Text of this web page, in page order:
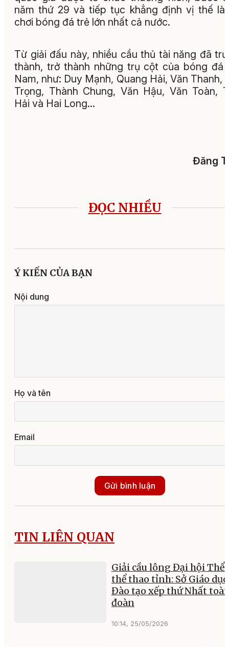
năm thứ 29 và tiếp tục khẳng định vị thế là
chơi bóng đá trẻ lớn nhất cả nước.
Từ giải đấu này, nhiều cầu thủ tài năng đã
thành, trở thành những trụ cột của bóng đá
Nam, như: Duy Mạnh, Quang Hải, Văn Thanh,
Trọng, Thành Chung, Văn Hậu, Văn Toàn,
Hải và Hai Long...
Đăng
ĐỌC NHIỀU
Ý KIẾN CỦA BẠN
Nội dung
Họ và tên
Email
Gửi bình luận
TIN LIÊN QUAN
Giải cầu lông Đại hội Thể
thể thao tỉnh: Sở Giáo dục
Đào tạo xếp thứ Nhất
đoàn
10:14, 25/05/2026